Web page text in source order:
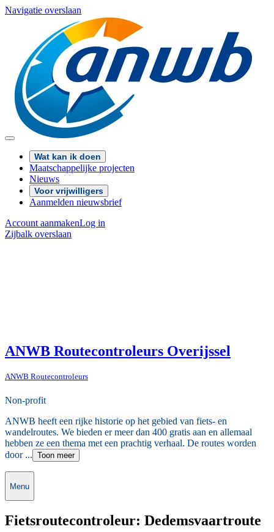
Navigatie overslaan
Wat kan ik doen
Maatschappelijke projecten
Nieuws
Voor vrijwilligers
Aanmelden nieuwsbrief
Account aanmakenLog in
Zijbalk overslaan
ANWB Routecontroleurs Overijssel
ANWB Routecontroleurs
Non-profit
ANWB heeft een rijke historie op het gebied van fiets- en
wandelroutes. We bieden er meer dan 400 gratis aan en allemaal
hebben ze een thema met een prachtig verhaal. De routes worden
door ... Toon meer
Menu
Fietsroutecontroleur: Dedemsvaartroute